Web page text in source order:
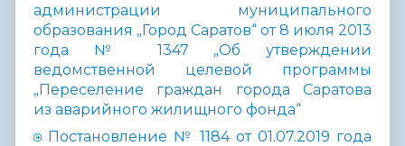
администрации муниципального
образования „Город Саратов“ от 8 июля 2013
года № 1347 „Об утверждении
ведомственной целевой программы
„Переселение граждан города Саратова
из аварийного жилищного фонда“
Постановление № 1184 от 01.07.2019 года